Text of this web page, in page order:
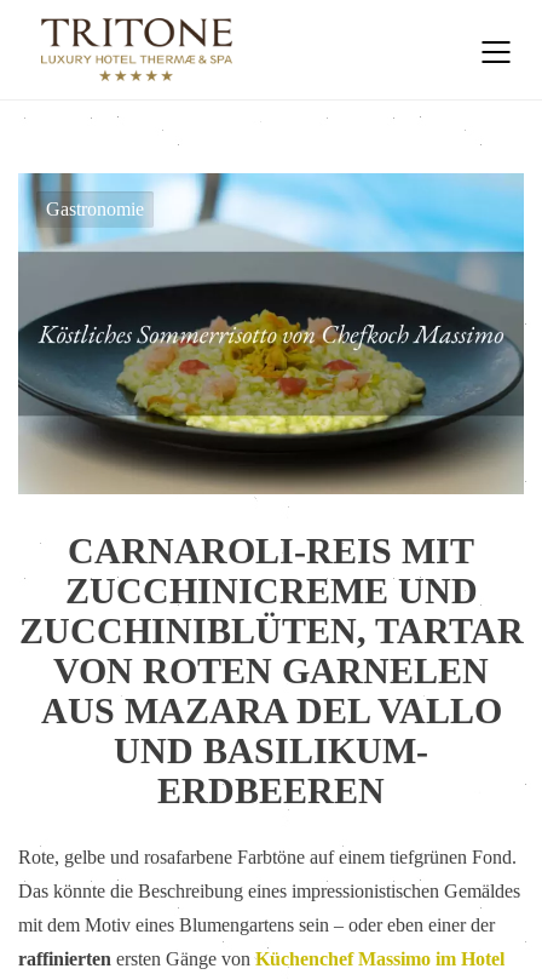
Gastronomie
CARNAROLI-REIS MIT
ZUCCHINICREME UND
ZUCCHINIBLÜTEN, TARTAR
VON ROTEN GARNELEN
AUS MAZARA DEL VALLO
UND BASILIKUM-
ERDBEEREN
Rote, gelbe und rosafarbene Farbtöne auf einem tiefgrünen Fond.
Das könnte die Beschreibung eines impressionistischen Gemäldes
mit dem Motiv eines Blumengartens sein – oder eben einer der
raffinierten ersten Gänge vonKüchenchef Massimo im Hotel